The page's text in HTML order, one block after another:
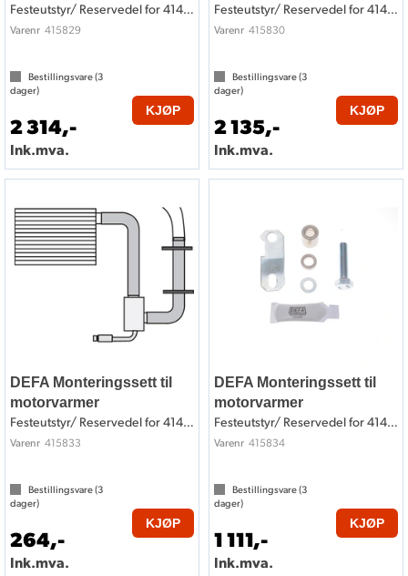
Festeutstyr/ Reservedel for 414829
Varenr 415829
Bestillingsvare (3
dager)
2 314,-
Ink.mva.
KJØP
Festeutstyr/ Reservedel for 414830
Varenr 415830
Bestillingsvare (3
dager)
2 135,-
Ink.mva.
KJØP
DEFA Monteringssett til
motorvarmer
Festeutstyr/ Reservedel for 414833
Varenr 415833
Bestillingsvare (3
dager)
264,-
Ink.mva.
KJØP
DEFA Monteringssett til
motorvarmer
Festeutstyr/ Reservedel for 414834
Varenr 415834
Bestillingsvare (3
dager)
1 111,-
Ink.mva.
KJØP